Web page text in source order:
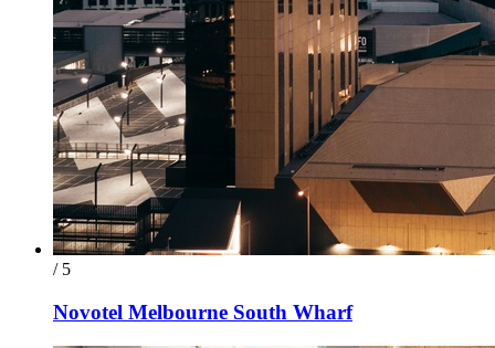
/ 5
Novotel Melbourne South Wharf